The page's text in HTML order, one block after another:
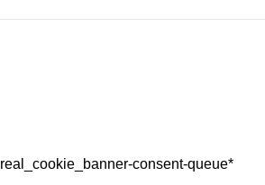
real_cookie_banner-consent-queue*